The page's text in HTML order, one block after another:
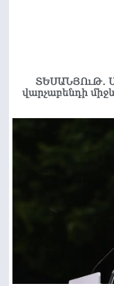
ՏԵՍԱՆՅՈւԹ․
վարչաբենդի